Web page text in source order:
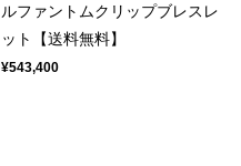
ルファントムクリップブレスレ
ット【送料無料】
¥543,400